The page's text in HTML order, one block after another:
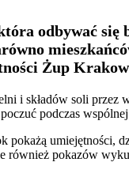
odbywać się
Żup
i składów soli
podczas
umiejętności,
pokazów